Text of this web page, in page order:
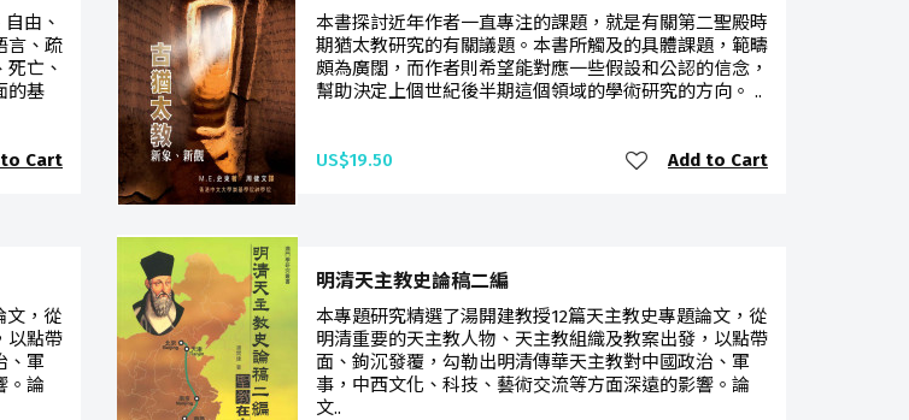
由、
言、疏
亡、
的基
Cart
本書探討近年作者一直專注的課題，就是有關第二聖殿時
期猶太教研究的有關議題。本書所觸及的具體課題，範疇
頗為廣闊，而作者則希望能對應一些假設和公認的信念，
幫助決定上個世紀後半期這個領域的學術研究的方向。 ..
US$19.50 Add to Cart
文，從
以點帶
、軍
。論
明清天主教史論稿二編
本專題研究精選了湯開建教授12篇天主教史專題論文，從
明清重要的天主教人物、天主教組織及教案出發，以點帶
面、鉤沉發覆，勾勒出明清傳華天主教對中國政治、軍
事，中西文化、科技、藝術交流等方面深遠的影響。論
文..